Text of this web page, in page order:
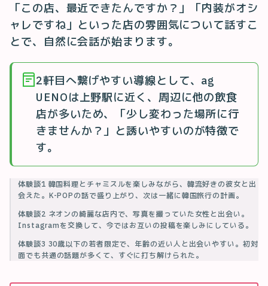
「この店、最近できたんですか？」「内装がオシ
ャレですね」といった店の雰囲気について話すこ
とで、自然に会話が始まります。
2軒目へ繋げやすい導線として、ag
UENOは上野駅に近く、周辺に他の飲食
店が多いため、「少し変わった場所に行
きませんか？」と誘いやすいのが特徴で
す。
体験談1 韓国料理とチャミスルを楽しみながら、韓流好きの彼女と出
会えた。K-POPの話で盛り上がり、次は一緒に韓国旅行の計画。
体験談2 ネオンの綺麗な店内で、写真を撮っていた女性と出会い。
Instagramを交換して、今ではお互いの投稿を楽しみにしている。
体験談3 30歳以下の若者限定で、年齢の近い人と出会いやすい。初対
面でも共通の話題が多くて、すぐに打ち解けられた。